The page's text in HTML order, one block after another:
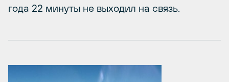
года 22 минуты не выходил на связь.